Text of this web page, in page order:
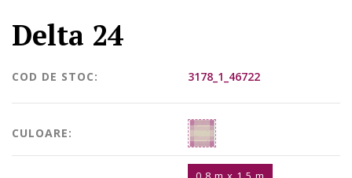
Delta 24
COD DE STOC: 3178_1_46722
CULOARE: